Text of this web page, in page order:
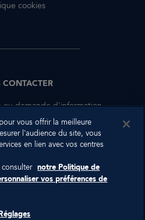
cookies
CONTACTER
ou demande d'information
sommes à votre disposition.
vous offrir la meilleure
l'audience du site, vous
en lien avec vos centres
consulter notre Politique de
vos préférences de
Réglages